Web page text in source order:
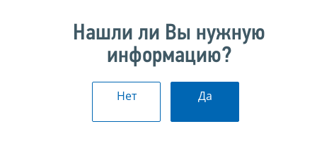
Нашли ли Вы нужную
информацию?
Нет Да